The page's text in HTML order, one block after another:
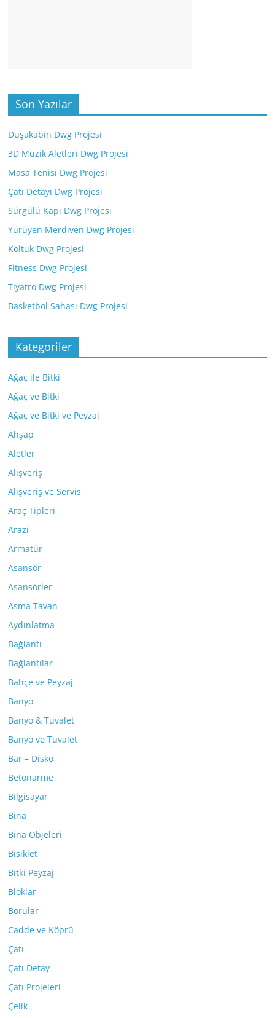
Son Yazılar
Duşakabin Dwg Projesi
3D Müzik Aletleri Dwg Projesi
Masa Tenisi Dwg Projesi
Çatı Detayı Dwg Projesi
Sürgülü Kapı Dwg Projesi
Yürüyen Merdiven Dwg Projesi
Koltuk Dwg Projesi
Fitness Dwg Projesi
Tiyatro Dwg Projesi
Basketbol Sahası Dwg Projesi
Kategoriler
Ağaç ile Bitki
Ağaç ve Bitki
Ağaç ve Bitki ve Peyzaj
Ahşap
Aletler
Alışveriş
Alışveriş ve Servis
Araç Tipleri
Arazi
Armatür
Asansör
Asansörler
Asma Tavan
Aydınlatma
Bağlantı
Bağlantılar
Bahçe ve Peyzaj
Banyo
Banyo & Tuvalet
Banyo ve Tuvalet
Bar – Disko
Betonarme
Bilgisayar
Bina
Bina Objeleri
Bisiklet
Bitki Peyzaj
Bloklar
Borular
Cadde ve Köprü
Çatı
Çatı Detay
Çatı Projeleri
Çelik